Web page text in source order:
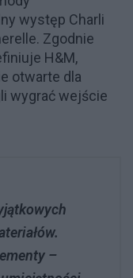
występ Charli
Zgodnie
H&M,
otwarte dla
wygrać wejście
–